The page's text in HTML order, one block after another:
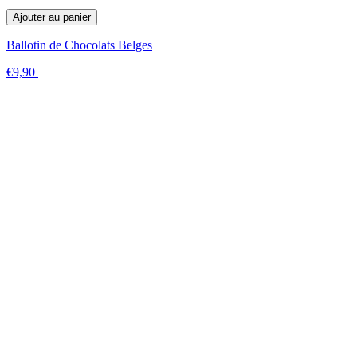
Ajouter au panier
Ballotin de Chocolats Belges
€9,90